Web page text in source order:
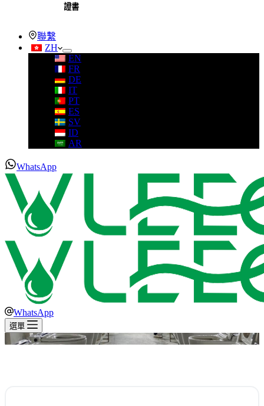
證書
聯繫
ZH
EN
FR
DE
IT
PT
ES
SV
ID
AR
WhatsApp
WhatsApp
選單